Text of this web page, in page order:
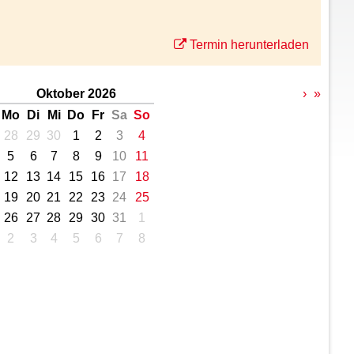
Termin herunterladen
Oktober 2026
Mo
Di Mi Do Fr Sa So
28
29 30 1 2 3
4
5
6 7 8 9 10
11
12
13 14 15 16 17
18
19
20 21 22 23 24
25
26
27 28 29 30 31
1
2
3 4 5 6 7 8
› »